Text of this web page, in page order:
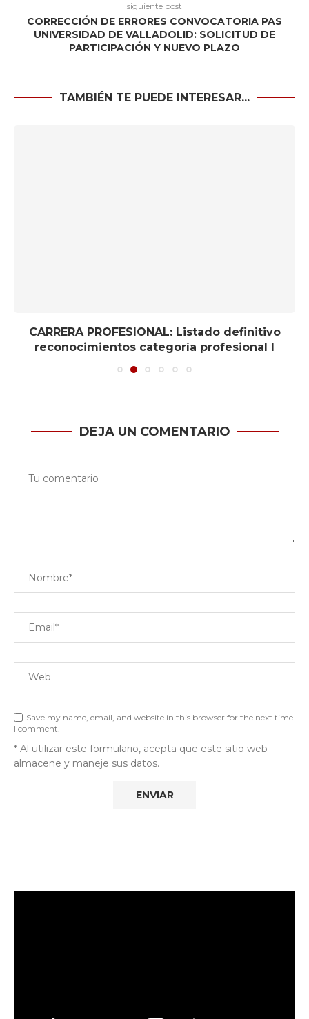
siguiente post
CORRECCIÓN DE ERRORES CONVOCATORIA PAS
UNIVERSIDAD DE VALLADOLID: SOLICITUD DE
PARTICIPACIÓN Y NUEVO PLAZO
TAMBIÉN TE PUEDE INTERESAR...
CARRERA PROFESIONAL: Listado definitivo
reconocimientos categoría profesional I
DEJA UN COMENTARIO
Save my name, email, and website in this browser for the next time
I comment.
* Al utilizar este formulario, acepta que este sitio web
almacene y maneje sus datos.